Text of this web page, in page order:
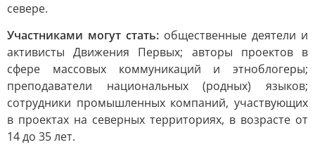
севере.
Участниками могут стать: общественные деятели и
активисты Движения Первых; авторы проектов в
сфере массовых коммуникаций и этноблогеры;
преподаватели национальных (родных) языков;
сотрудники промышленных компаний, участвующих
в проектах на северных территориях, в возрасте от
14 до 35 лет.